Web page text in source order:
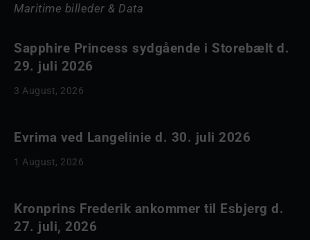
Maritime billeder & Data
Sapphire Princess sydgående i Storebælt d.
29. juli 2026
3 August, 2026
Evrima ved Langelinie d. 30. juli 2026
1 August, 2026
Kronprins Frederik ankommer til Esbjerg d.
27. juli, 2026